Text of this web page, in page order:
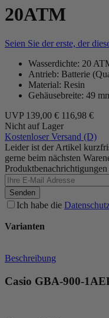
20ATM
Seien Sie der erste, der
Wasserdichte: 20
Antrieb: Batterie
Material: Resin
Gehäusebreite: 49
UVP 139,00 € 116,98 €
Nicht auf Lager
Kostenloser Versand (D)
Leider ist der Artikel
gerne beim nächsten
Senden
Ich habe die
Varianten
Beschreibung
Casio GBA-900-